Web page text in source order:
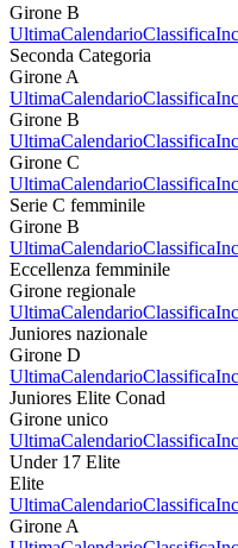
Girone B
UltimaCalendarioClassifica
Seconda Categoria
Girone A
UltimaCalendarioClassifica
Girone B
UltimaCalendarioClassifica
Girone C
UltimaCalendarioClassifica
Serie C femminile
Girone B
UltimaCalendarioClassifica
Eccellenza femminile
Girone regionale
UltimaCalendarioClassifica
Juniores nazionale
Girone D
UltimaCalendarioClassifica
Juniores Elite Conad
Girone unico
UltimaCalendarioClassifica
Under 17 Elite
Elite
UltimaCalendarioClassifica
Girone A